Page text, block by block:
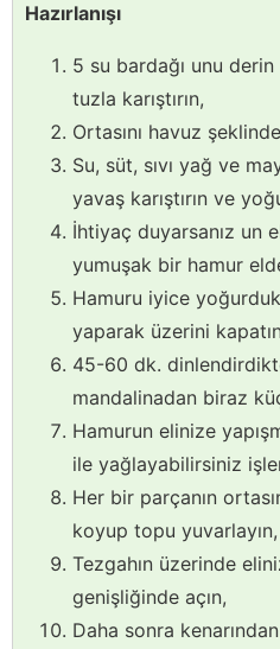
Hazırlanışı
5 su bardağı unu
tuzla karıştırın,
Ortasını havuz
Su, süt, sıvı yağ ve
yavaş karıştırın ve
İhtiyaç duyarsanız un
yumuşak bir hamur
Hamuru iyice
yaparak üzerini
45-60 dk.
mandalinadan biraz
Hamurun elinize
ile yağlayabilirsiniz
Her bir parçanın
koyup topu yuvarlayın,
Tezgahın üzerinde
genişliğinde açın,
Daha sonra